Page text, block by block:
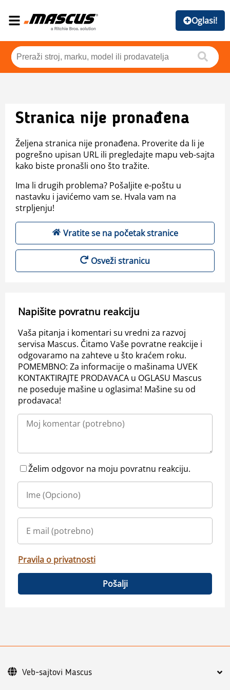
Oglasi!
Stranica nije pronađena
Željena stranica nije pronađena. Proverite da li je
pogrešno upisan URL ili pregledajte mapu veb-sajta
kako biste pronašli ono što tražite.
Ima li drugih problema? Pošaljite e-poštu u
nastavku i javićemo vam se. Hvala vam na
strpljenju!
Vratite se na početak stranice
Osveži stranicu
Napišite povratnu reakciju
Vaša pitanja i komentari su vredni za razvoj
servisa Mascus. Čitamo Vaše povratne reakcije i
odgovaramo na zahteve u što kraćem roku.
POMEMBNO: Za informacije o mašinama UVEK
KONTAKTIRAJTE PRODAVACA u OGLASU Mascus
ne poseduje mašine u oglasima! Mašine su od
prodavaca!
Želim odgovor na moju povratnu reakciju.
Pravila o privatnosti
Pošalji
Veb-sajtovi Mascus